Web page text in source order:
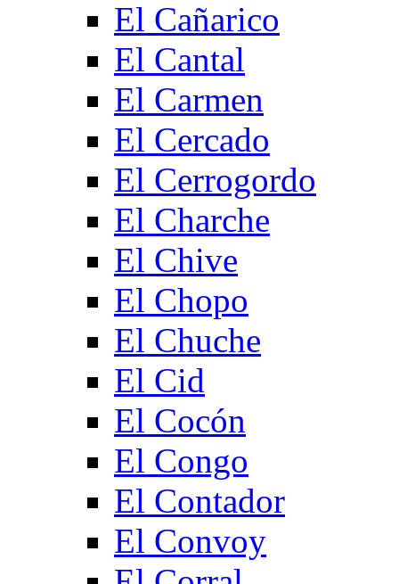
El Cañarico
El Cantal
El Carmen
El Cercado
El Cerrogordo
El Charche
El Chive
El Chopo
El Chuche
El Cid
El Cocón
El Congo
El Contador
El Convoy